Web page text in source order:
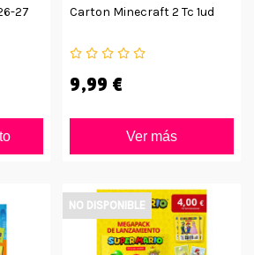
27
Carton Minecraft 2 Tc 1ud
9,99 €
Ver más
NO DISPONIBLE